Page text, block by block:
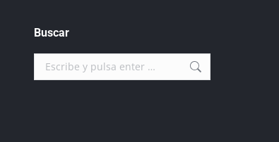
Buscar
Buscar: